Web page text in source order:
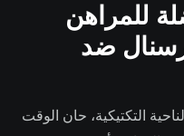
للمراهن
ضد
التكتيكية، حان الوقت